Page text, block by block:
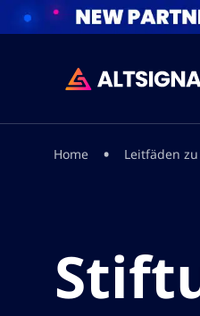
Home • Leitfäden